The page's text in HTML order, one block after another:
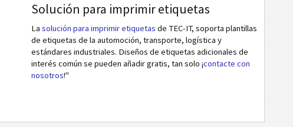
Solución para imprimir etiquetas
La solución para imprimir etiquetas de TEC-IT, soporta plantillas
de etiquetas de la automoción, transporte, logística y
estándares industriales. Diseños de etiquetas adicionales de
interés común se pueden añadir gratis, tan solo ¡contacte con
nosotros!"